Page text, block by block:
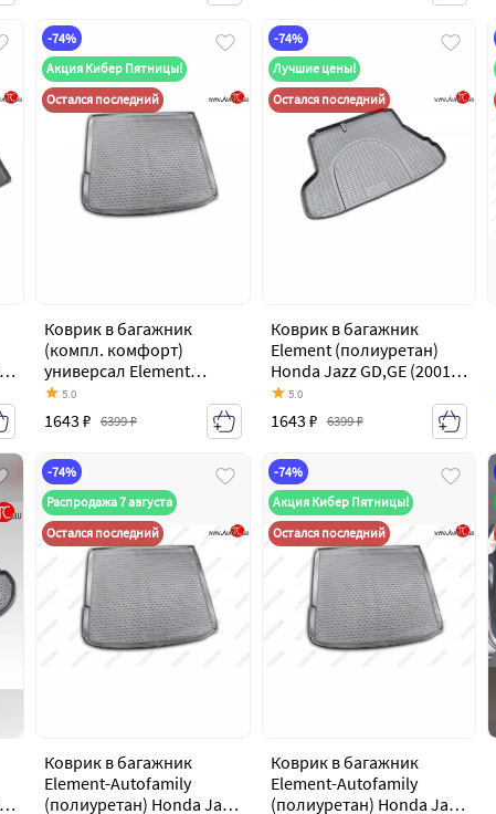
-74%
Акция Кибер Пятницы!
Остался последний
Коврик в багажник
(компл. комфорт)
универсал Element
(полиуретан) Honda Jazz
GD,GE (2001-2008)
хэтчбек 5 дв. рестайлинг
5.0
1643 ₽ 6399 ₽
-74%
Лучшие цены!
Остался последний
Коврик в багажник
Element (полиуретан)
Honda Jazz GD,GE (2001-
2008) хэтчбек 5 дв.
рестайлинг
5.0
1643 ₽ 6399 ₽
-74%
Распродажа 7 августа
Остался последний
Коврик в багажник
Element-Autofamily
(полиуретан) Honda Jazz
-74%
Акция Кибер Пятницы!
Остался последний
Коврик в багажник
Element-Autofamily
(полиуретан) Honda Jazz